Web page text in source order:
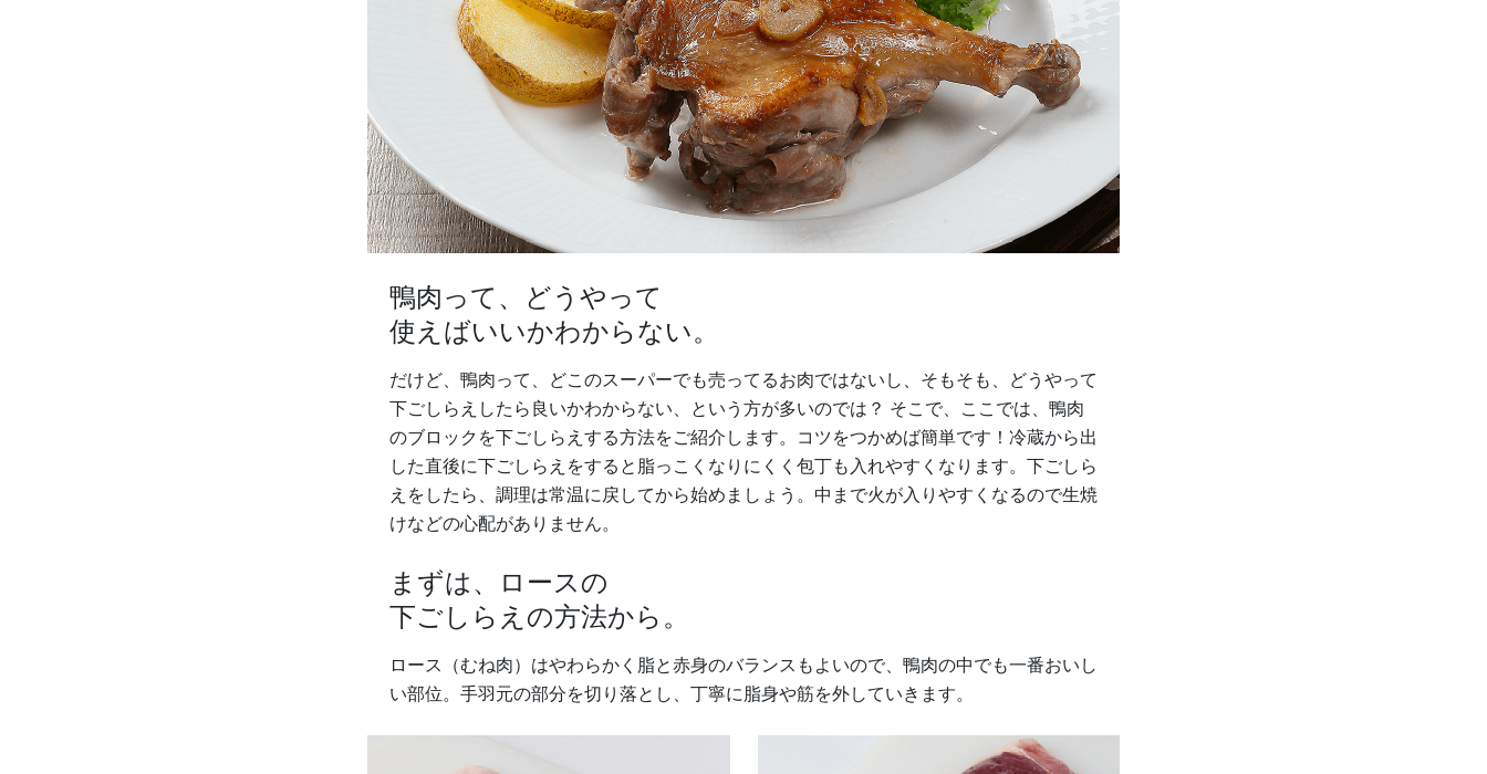
鴨肉って、どうやって
使えばいいかわからない。
だけど、鴨肉って、どこのスーパーでも売ってるお肉ではないし、そもそも、どうやって
下ごしらえしたら良いかわからない、という方が多いのでは？ そこで、ここでは、鴨肉
のブロックを下ごしらえする方法をご紹介します。コツをつかめば簡単です！冷蔵から出
した直後に下ごしらえをすると脂っこくなりにくく包丁も入れやすくなります。下ごしら
えをしたら、調理は常温に戻してから始めましょう。中まで火が入りやすくなるので生焼
けなどの心配がありません。
まずは、ロースの
下ごしらえの方法から。
ロース（むね肉）はやわらかく脂と赤身のバランスもよいので、鴨肉の中でも一番おいし
い部位。手羽元の部分を切り落とし、丁寧に脂身や筋を外していきます。